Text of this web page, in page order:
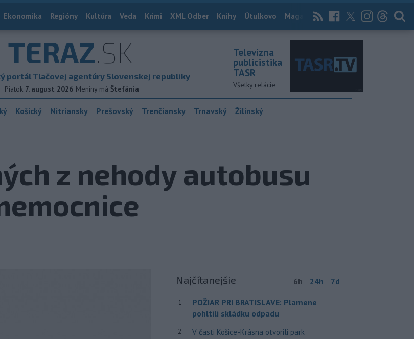
Ekonomika Regióny Kultúra Veda Krimi XML Odber Knihy Útulkovo Magazín News Now Archív
TERAZ.SK
portál Tlačovej agentúry Slovenskej republiky
Piatok 7. august 2026 Meniny má Štefánia
Televízna
publicistika
TASR
Všetky relácie
Košický Nitriansky Prešovský Trenčiansky Trnavský Žilinský
z nehody autobusu
Najčítanejšie 6h 24h 7d
1
POŽIAR PRI BRATISLAVE: Plamene
pohltili skládku odpadu
2
V časti Košice-Krásna otvorili park